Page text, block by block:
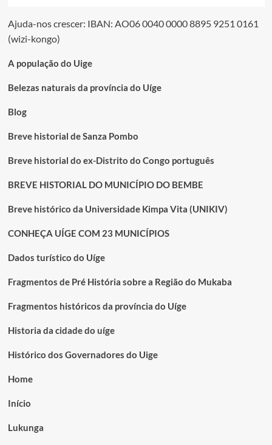
Ajuda-nos crescer: IBAN: AO06 0040 0000 8895 9251 0161
(wizi-kongo)
A população do Uige
Belezas naturais da província do Uíge
Blog
Breve historial de Sanza Pombo
Breve historial do ex-Distrito do Congo português
BREVE HISTORIAL DO MUNICÍPIO DO BEMBE
Breve histórico da Universidade Kimpa Vita (UNIKIV)
CONHEÇA UÍGE COM 23 MUNICÍPIOS
Dados turístico do Uíge
Fragmentos de Pré História sobre a Região do Mukaba
Fragmentos históricos da província do Uíge
Historia da cidade do uíge
Histórico dos Governadores do Uige
Home
Início
Lukunga